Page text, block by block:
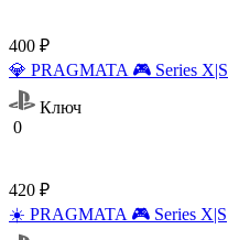
400 ₽
💎 PRAGMATA 🎮 Series X|S
Ключ
0
420 ₽
☀️ PRAGMATA 🎮 Series X|S